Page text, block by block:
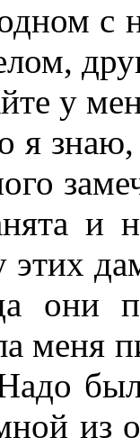
с
у
я
и
этих
они
меня
из